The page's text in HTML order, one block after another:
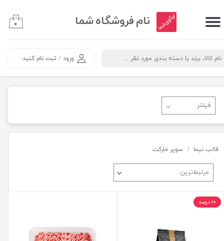
ورود / ثبت نام کنید
حساب کاربری من
خروج
۰ ​نام فروشگاه شما
قالب نیما سوپر مارکت
مرتبط‌ترین
۱۰ درصد